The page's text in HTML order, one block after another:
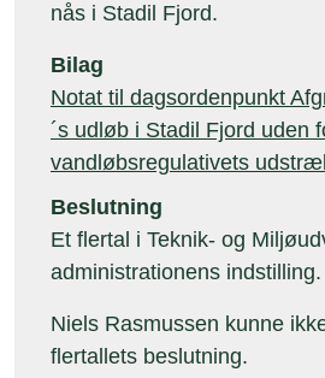
nås i Stadil Fjord.
Bilag
Notat til dagsordenpunkt
´s udløb i Stadil Fjord uden
vandløbsregulativets
Beslutning
Et flertal i Teknik- og
administrationens indstilling.
Niels Rasmussen kunne
flertallets beslutning.